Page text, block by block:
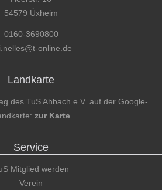
54579 Üxheim
0160-3690800
online.de
Landkarte
des TuS Ahbach e.V. auf der Google-
zur Karte
Service
Mitglied werden
Verein